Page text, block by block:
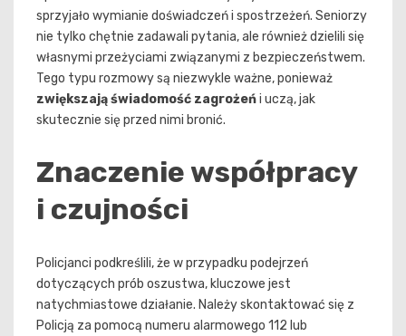
sprzyjało wymianie doświadczeń i spostrzeżeń. Seniorzy
nie tylko chętnie zadawali pytania, ale również dzielili się
własnymi przeżyciami związanymi z bezpieczeństwem.
Tego typu rozmowy są niezwykle ważne, ponieważ
zwiększają świadomość zagrożeńi uczą, jak
skutecznie się przed nimi bronić.
Znaczenie współpracy
i czujności
Policjanci podkreślili, że w przypadku podejrzeń
dotyczących prób oszustwa, kluczowe jest
natychmiastowe działanie. Należy skontaktować się z
Policją za pomocą numeru alarmowego 112 lub